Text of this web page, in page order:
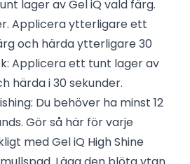
lager av Gel iQ vald färg.
Applicera ytterligare ett
och härda ytterligare 30
Applicera ett tunt lager av
härda i 30 sekunder.
Du behöver ha minst 12
Gör så här för varje
med Gel iQ High Shine